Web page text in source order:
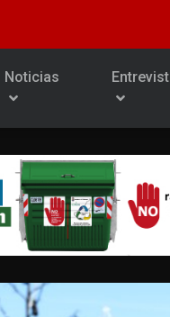
Noticias